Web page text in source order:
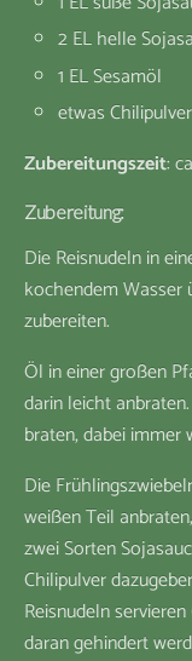
2 EL helle
1 EL Sesamöl
etwas
Zubereitungszeit:
Zubereitung:
Die Reisnudeln in
kochendem Wasser
zubereiten.
Öl in einer großen
darin leicht
braten, dabei immer
Die
weißen Teil
zwei Sorten
Chilipulver
Reisnudeln
daran gehindert